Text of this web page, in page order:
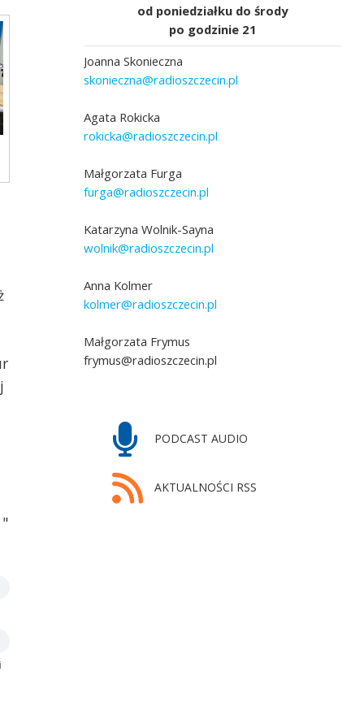
od poniedziałku do środy
po godzinie 21
Joanna Skonieczna
skonieczna@radioszczecin.pl
Agata Rokicka
rokicka@radioszczecin.pl
Małgorzata Furga
furga@radioszczecin.pl
Katarzyna Wolnik-Sayna
wolnik@radioszczecin.pl
Anna Kolmer
kolmer@radioszczecin.pl
Małgorzata Frymus
frymus@radioszczecin.pl
PODCAST AUDIO
AKTUALNOŚCI RSS